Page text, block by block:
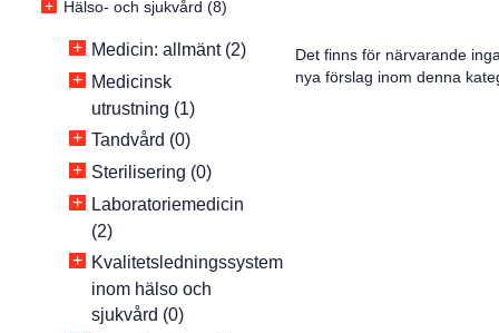
+ Hälso- och sjukvård (8)
+ Medicin: allmänt (2)
+ Medicinsk
utrustning (1)
+ Tandvård (0)
+ Sterilisering (0)
+
Laboratoriemedicin
(2)
+ Kvalitetsledningssystem
inom hälso och
sjukvård (0)
Det finns för närvarande
nya förslag inom denna